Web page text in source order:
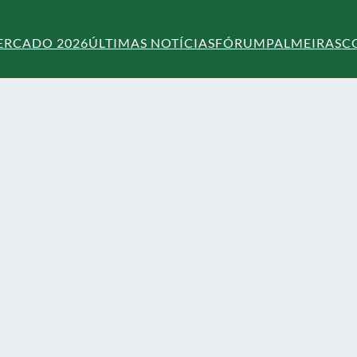
2026ÚLTIMAS NOTÍCIASFÓRUMPALMEIRAS